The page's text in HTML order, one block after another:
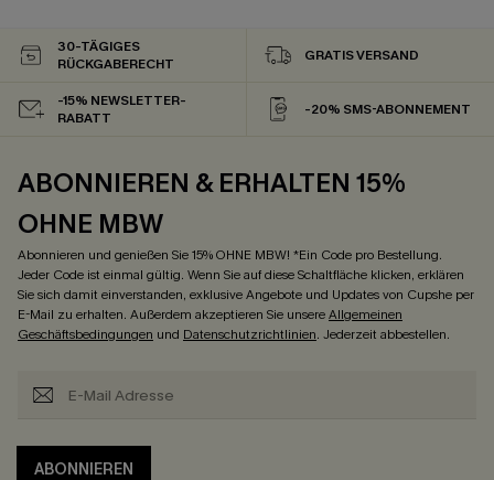
30-TÄGIGES
RÜCKGABERECHT
GRATIS VERSAND
-15% NEWSLETTER-
RABATT
-20% SMS-ABONNEMENT
ABONNIEREN & ERHALTEN 15%
OHNE MBW
Abonnieren und genießen Sie 15% OHNE MBW! *Ein Code pro Bestellung.
Jeder Code ist einmal gültig. Wenn Sie auf diese Schaltfläche klicken, erklären
Sie sich damit einverstanden, exklusive Angebote und Updates von Cupshe per
E-Mail zu erhalten. Außerdem akzeptieren Sie unsereAllgemeinen
Geschäftsbedingungen und Datenschutzrichtlinien. Jederzeit abbestellen.
ABONNIEREN